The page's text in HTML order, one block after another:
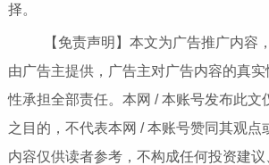
择。
【免责声明】本文为广告推广内容
由广告主提供，广告主对广告内容的真
性承担全部责任。本网 / 本账号发布此文
之目的，不代表本网 / 本账号赞同其观点
内容仅供读者参考，不构成任何投资建